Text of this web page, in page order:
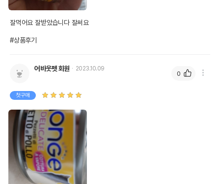
잘먹어요 잘받았습니다 잘써요
#상품후기
어바웃펫 회원 2023.10.09
첫구매
0